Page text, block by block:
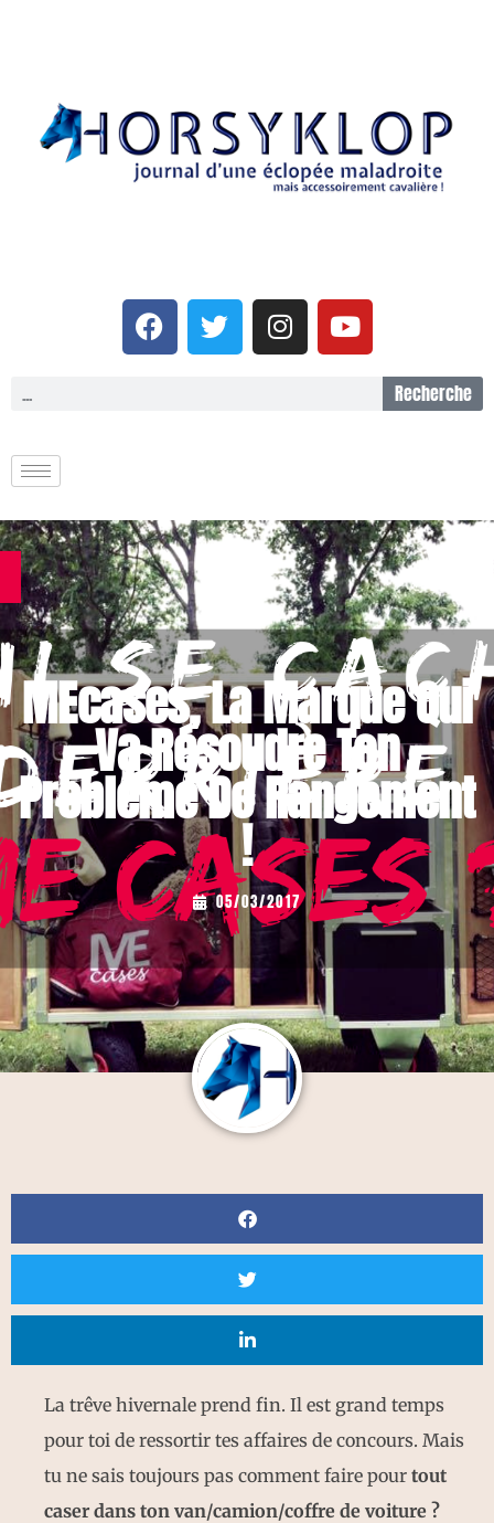
Recherche
MEcases, La Marque Qui
Va Résoudre Ton
Problème De Rangement
!
... 05/03/2017
La trêve hivernale prend fin. Il est grand temps
pour toi de ressortir tes affaires de concours. Mais
tu ne sais toujours pas comment faire pour tout
caser dans ton van/camion/coffre de voiture ?